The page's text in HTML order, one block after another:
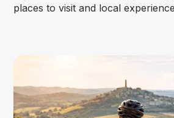
places to visit and local